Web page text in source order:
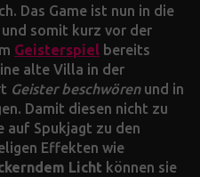
Das Game ist nun in die
somit kurz vor der
Geisterspiel bereits
alte Villa in der
Geister beschwörenund in
Damit diesen nicht zu
auf Spukjagt zu den
Effekten wie
Licht können sie